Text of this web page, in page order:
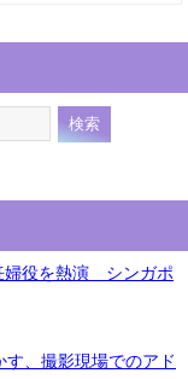
婦役を熱演 シンガポ
す、撮影現場でのアド